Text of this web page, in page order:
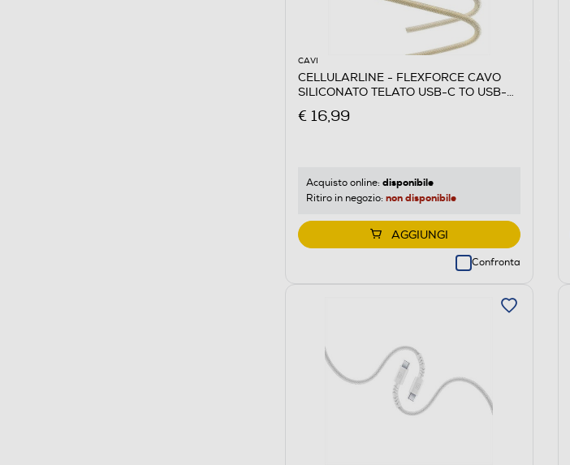
CAVI
CELLULARLINE - FLEXFORCE CAVO
SILICONATO TELATO USB-C TO USB-C-
€ 16,99
Acquisto online: disponibile
Ritiro in negozio: non disponibile
AGGIUNGI
Confronta